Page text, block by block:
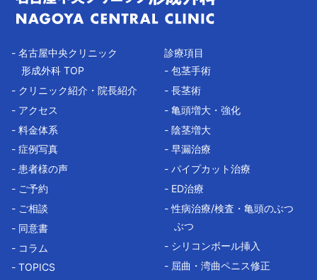
- 名古屋中央クリニック
形成外科 TOP
- クリニック紹介・院長紹介
- アクセス
- 料金体系
- 症例写真
- 患者様の声
- ご予約
- ご相談
- 同意書
- コラム
- TOPICS
診療項目
- 包茎手術
- 長茎術
- 亀頭増大・強化
- 陰茎増大
- 早漏治療
- パイプカット治療
- ED治療
- 性病治療/検査・亀頭のぶつ
ぶつ
- シリコンボール挿入
- 屈曲・湾曲ペニス修正